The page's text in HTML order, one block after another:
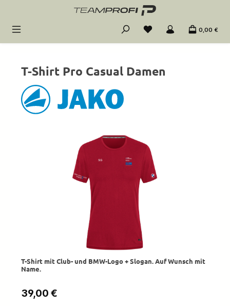
Zum Hauptinhalt springen
0,00 €
T-Shirt Pro Casual Damen
Bildergalerie überspringen
T-Shirt mit Club- und BMW-Logo + Slogan. Auf Wunsch mit
Name.
Regulärer Preis:
39,00 €